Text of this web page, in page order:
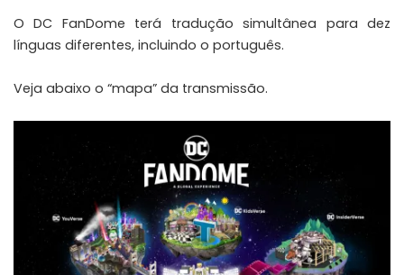
O DC FanDome terá tradução simultânea para dez
línguas diferentes, incluindo o português.
Veja abaixo o “mapa” da transmissão.